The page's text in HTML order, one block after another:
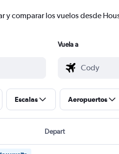
y comparar los vuelos desde
Vuela a
Escalas Aeropuertos
Depart